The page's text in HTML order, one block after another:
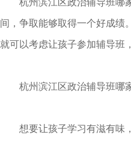
杭州滨江区政治辅导班哪家
间，争取能够取得一个好成绩
就可以考虑让孩子参加辅导班
杭州滨江区政治辅导班哪
想要让孩子学习有滋有味，